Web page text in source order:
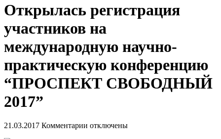
Открылась регистрация
участников на
международную научно-
практическую конференцию
“ПРОСПЕКТ СВОБОДНЫЙ
2017”
21.03.2017 Комментарии отключены